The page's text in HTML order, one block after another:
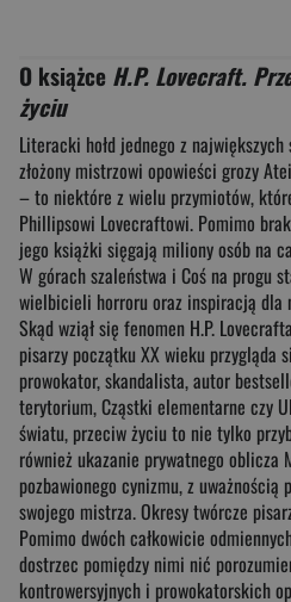
O książce H.P. Lovecraft.
życiu
Literacki hołd jednego z
złożony mistrzowi opowieści grozy
– to niektóre z wielu przymiotów,
Phillipsowi Lovecraftowi. Pomimo
jego książki sięgają miliony osób na
W górach szaleństwa i Coś na progu
wielbicieli horroru oraz inspiracją
Skąd wziął się fenomen H.P.
pisarzy początku XX wieku przygląda
prowokator, skandalista, autor
terytorium, Cząstki elementarne czy
światu, przeciw życiu to nie tylko
również ukazanie prywatnego oblicza
pozbawionego cynizmu, z uważnością
swojego mistrza. Okresy twórcze
Pomimo dwóch całkowicie
dostrzec pomiędzy nimi nić
kontrowersyjnych i prowokatorskich